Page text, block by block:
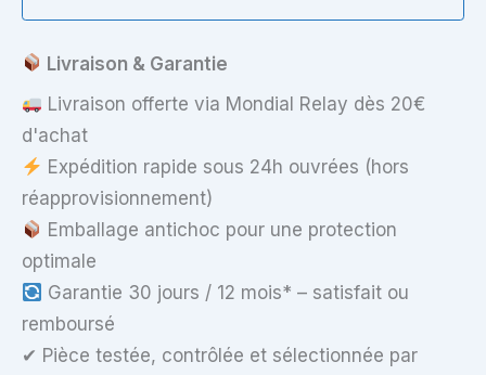
SATA
5400RPM
Livraison & Garantie
Livraison offerte via Mondial Relay dès 20€
d'achat
Expédition rapide sous 24h ouvrées (hors
réapprovisionnement)
Emballage antichoc pour une protection
optimale
Garantie 30 jours / 12 mois* – satisfait ou
remboursé
✔ Pièce testée, contrôlée et sélectionnée par